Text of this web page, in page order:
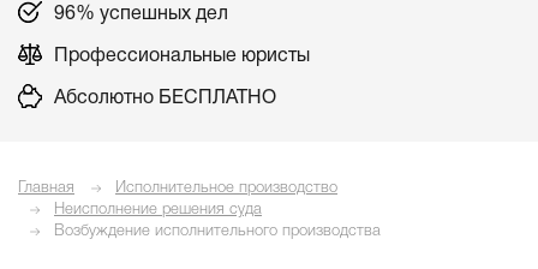
96% успешных дел
Профессиональные юристы
Абсолютно БЕСПЛАТНО
Главная
Исполнительное производство
Неисполнение решения суда
Возбуждение исполнительного производства